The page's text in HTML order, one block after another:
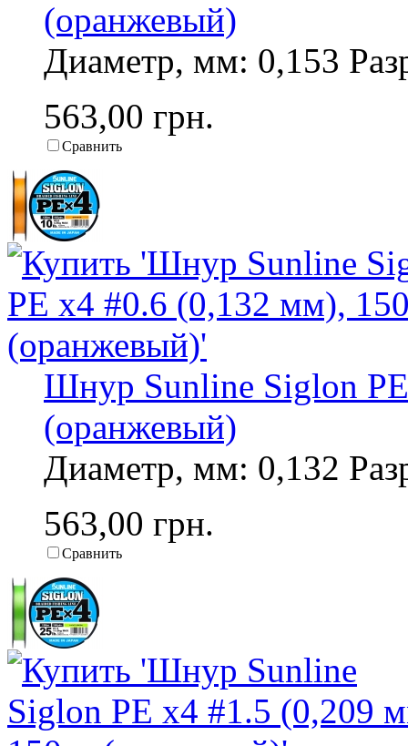
(оранжевый)
Диаметр, мм: 0,153
563,00 грн.
Сравнить
Шнур Sunline Siglon
(оранжевый)
Диаметр, мм: 0,132
563,00 грн.
Сравнить